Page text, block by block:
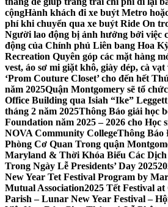
cộngHành khách đi xe buýt Metro
phí khi chuyển qua xe buýt Ride On
Người lao động bị ảnh hưởng bởi việc
động của Chính phủ Liên bang Hoa
Recreation Quyên góp các mặt hàng
vest, áo sơ mi giặt khô, giày dép, cà
‘Prom Couture Closet’ cho đến hết
năm 2025Quận Montgomery sẽ tổ
Office Building qua Isiah “Ike”
tháng 2 năm 2025Thông Báo giải học
Foundation năm 2025 – 2026 cho Học
NOVA Community CollegeThông Báo
Phòng Cơ Quan Trong quận
Maryland & Thời Khóa Biểu Các
Trong Ngày Lễ Presidents’ Day 2025
New Year Tet Festival Program by
Mutual Association2025 Tết Festival
Parish – Lunar New Year Festival –